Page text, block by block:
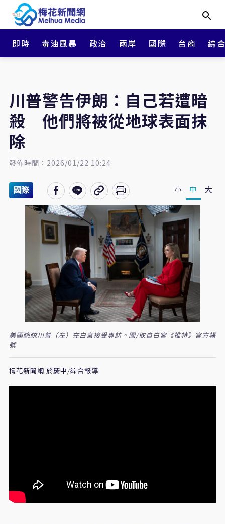
即時 毒油風暴 政治 兩岸 國際 台商 綜
川普警告伊朗：自己若遭暗
殺 他們將被從地球表面抹
除
發佈時間：2026/01/22 10:24
國際 小 中 大
美國總統川普（左）在白宮接受專訪。圖/取自白宮《推特》官方帳
號
梅花新聞網 於慶中/綜合報導